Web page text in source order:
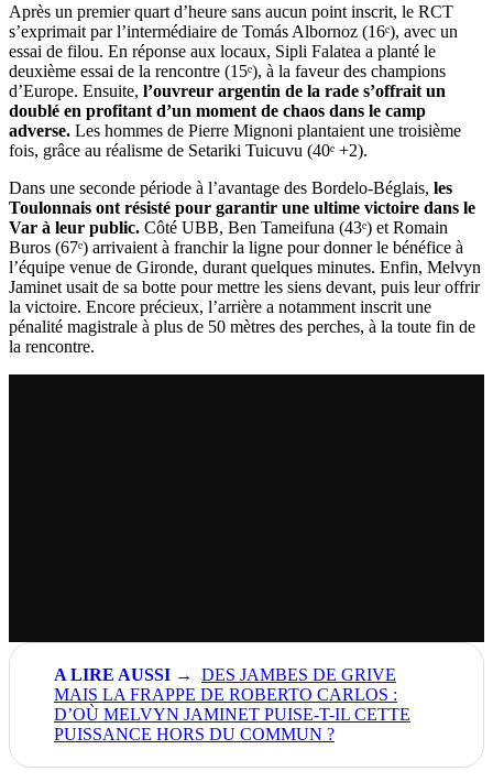
Après un premier quart d’heure sans aucun point inscrit, le RCT
s’exprimait par l’intermédiaire de Tomás Albornoz (16ᵉ), avec un
essai de filou. En réponse aux locaux, Sipli Falatea a planté le
deuxième essai de la rencontre (15ᵉ), à la faveur des champions
d’Europe. Ensuite, l’ouvreur argentin de la rade s’offrait un
doublé en profitant d’un moment de chaos dans le camp
adverse. Les hommes de Pierre Mignoni plantaient une troisième
fois, grâce au réalisme de Setariki Tuicuvu (40ᵉ +2).
Dans une seconde période à l’avantage des Bordelo-Béglais, les
Toulonnais ont résisté pour garantir une ultime victoire dans le
Var à leur public. Côté UBB, Ben Tameifuna (43ᵉ) et Romain
Buros (67ᵉ) arrivaient à franchir la ligne pour donner le bénéfice à
l’équipe venue de Gironde, durant quelques minutes. Enfin, Melvyn
Jaminet usait de sa botte pour mettre les siens devant, puis leur offrir
la victoire. Encore précieux, l’arrière a notamment inscrit une
pénalité magistrale à plus de 50 mètres des perches, à la toute fin de
la rencontre.
DES JAMBES DE GRIVE
MAIS LA FRAPPE DE ROBERTO CARLOS :
D’OÙ MELVYN JAMINET PUISE-T-IL CETTE
PUISSANCE HORS DU COMMUN ?